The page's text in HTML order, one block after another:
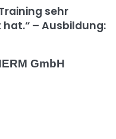
sehr
– Ausbildung:
GmbH